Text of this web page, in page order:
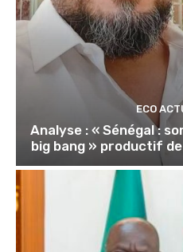
ECO
Analyse : « Sénégal :
big bang » productif